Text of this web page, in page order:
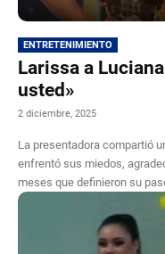
ENTRETENIMIENTO
Larissa a
usted»
2 diciembre, 2025
La presentadora compartió
enfrentó sus miedos,
meses que definieron su